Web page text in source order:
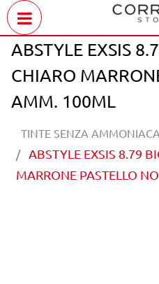
ABSTYLE EXSIS
CHIARO
AMM. 100ML
TINTE SENZA AMMONIACA
ABSTYLE EXSIS 8.79
MARRONE PASTELLO